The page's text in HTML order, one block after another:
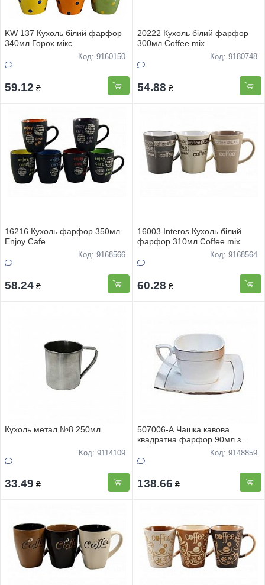
KW 137 Кухоль білий фарфор
340мл Горох мікс
Код: 9160150
59.12 ₴
20222 Кухоль білий фарфор
300мл Coffee mix
Код: 9180748
54.88 ₴
16216 Кухоль фарфор 350мл
Enjoy Cafe
Код: 9168566
58.24 ₴
16003 Interos Кухоль білий
фарфор 310мл Сoffee mix
Код: 9168564
60.28 ₴
Кухоль метал.№8 250мл
Код: 9114109
33.49 ₴
507006-A Чашка кавова
квадратна фарфор.90мл з
блюдцем в запайці Снігова
королева
Код: 9148859
138.66 ₴